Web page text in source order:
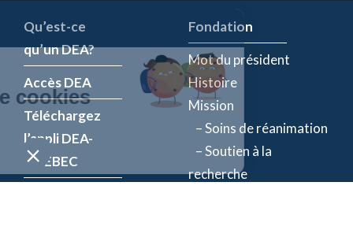
Qu’est-ce
qu’un DEA?
Accès DEA
Téléchargez
l’appli DEA-
QUÉBEC
Fondation
Mot du président
Histoire
Mission
– Soins de réanimation
– Soutien à la
recherche